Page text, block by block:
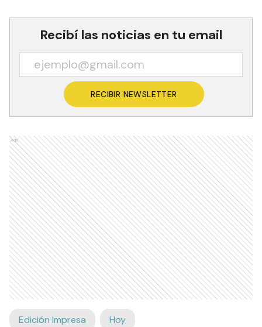
Recibí las noticias en tu email
RECIBIR NEWSLETTER
Ads
Edición Impresa Hoy